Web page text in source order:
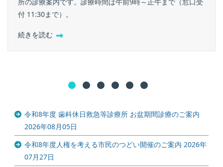
付 11:30まで）。
続きを読む
令和8年度 歯科休日救急等診療所 お盆期間診療のご案内
2026年08月05日
令和8年度人権を考える市民のつどい開催のご案内 2026年
07月27日